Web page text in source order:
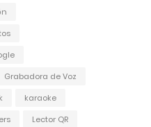
Grabadora de Voz
karaoke
Lector QR